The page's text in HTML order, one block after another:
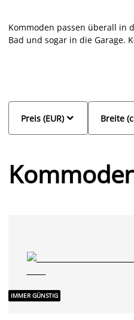
Kommoden passen überall in
Bad und sogar in die Garage.

Preis (EUR) Breite
IMMER GÜNSTIG